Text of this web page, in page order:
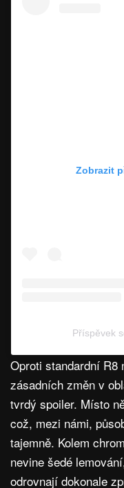
Zobrazit
Příspěvek
Oproti standardní R8
zásadních změn v
tvrdý spoiler. Místo
což, mezi námi,
tajemně. Kolem
nevine šedé
odrovnají dokonale